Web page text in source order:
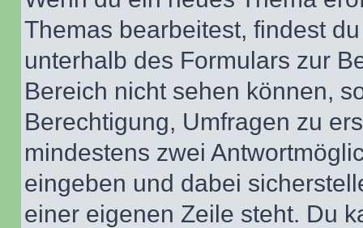
Themas bearbeitest, findest
unterhalb des Formulars zur
Bereich nicht sehen können,
Berechtigung, Umfragen zu
mindestens zwei
eingeben und dabei
einer eigenen Zeile steht. Du